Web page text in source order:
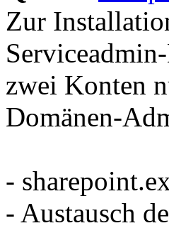
Zur
zwei Konten
Domänen-
-
- Austausch